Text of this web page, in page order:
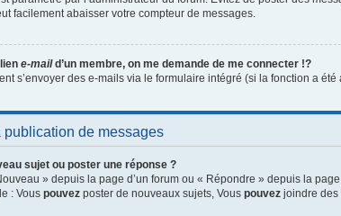
facilement abaisser votre compteur de messages.
e-maild’un membre, on me demande de me connecter !?
s’envoyer des e-mails via le formulaire intégré (si la fonction a
publication de messages
sujet ou poster une réponse ?
» depuis la page d’un forum ou « Répondre » depuis la
: Vous pouvez poster de nouveaux sujets, Vous pouvez joindre des